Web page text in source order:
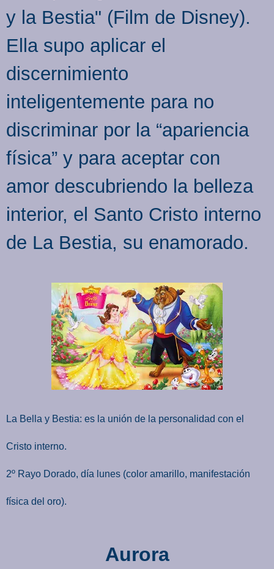
y la Bestia" (Film de Disney).
Ella supo aplicar el
discernimiento
inteligentemente para no
discriminar por la “apariencia
física” y para aceptar con
amor descubriendo la belleza
interior, el Santo Cristo interno
de La Bestia, su enamorado.
La Bella y Bestia: es la unión de la personalidad con el
Cristo interno.
2º Rayo Dorado, día lunes (color amarillo, manifestación
física del oro).
Aurora